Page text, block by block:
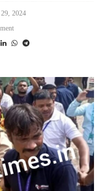
29, 2024